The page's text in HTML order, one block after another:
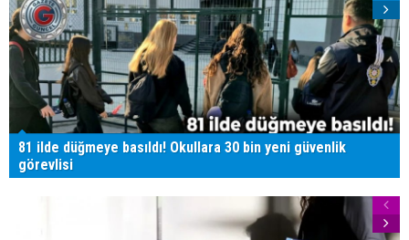
81 ilde düğmeye basıldı! Okullara 30 bin yeni güvenlik
görevlisi